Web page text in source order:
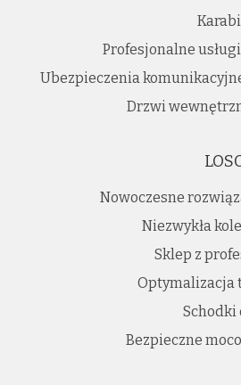
Profesjonalne
Ubezpieczenia
Drzwi
Nowoczesne
Niezwykła
Sklep z
Optymalizacja
Schodki
Bezpieczne